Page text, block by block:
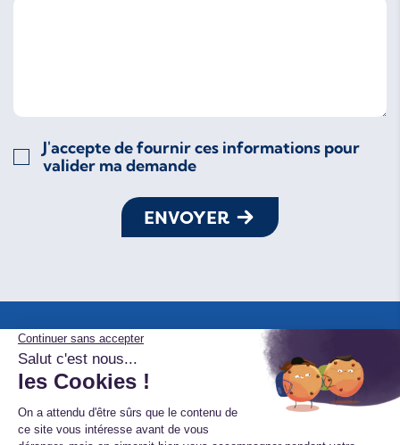
J'accepte de fournir ces informations pour
valider ma demande
ENVOYER
Suivez-nous sur les réseaux